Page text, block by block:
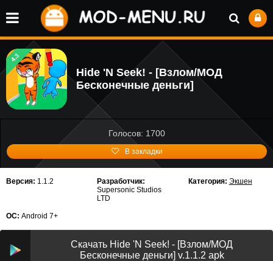
4.3
Hide 'N Seek! - [Взлом/МОД
Бесконечные деньги]
Голосов: 1700
В закладки
Версия: 1.1.2
Разработчик:
Supersonic Studios
LTD
Категория: Экшен
ОС: Android 7+
Скачать Hide 'N Seek! - [Взлом/МОД
Бесконечные деньги] v.1.1.2 apk